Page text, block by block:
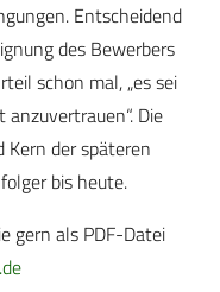
Entscheidend
des Bewerbers
schon mal, „es sei
Die
Kern der späteren
bis heute.
gern als PDF-Datei